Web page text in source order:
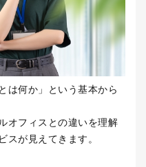
は何か」という基本から
オフィスとの違いを理解
スが見えてきます。